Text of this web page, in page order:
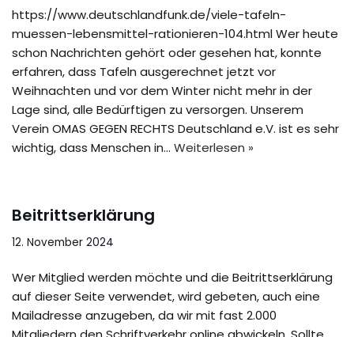
https://www.deutschlandfunk.de/viele-tafeln-
muessen-lebensmittel-rationieren-104.html Wer heute
schon Nachrichten gehört oder gesehen hat, konnte
erfahren, dass Tafeln ausgerechnet jetzt vor
Weihnachten und vor dem Winter nicht mehr in der
Lage sind, alle Bedürftigen zu versorgen. Unserem
Verein OMAS GEGEN RECHTS Deutschland e.V. ist es sehr
wichtig, dass Menschen in… Weiterlesen »
Beitrittserklärung
12. November 2024
Wer Mitglied werden möchte und die Beitrittserklärung
auf dieser Seite verwendet, wird gebeten, auch eine
Mailadresse anzugeben, da wir mit fast 2.000